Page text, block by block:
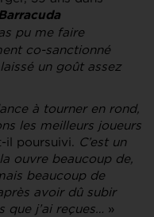
Barracuda
pu me faire
co-sanctionné
un goût assez
à tourner en rond,
les meilleurs joueurs
il poursuivi. C’est un
ouvre beaucoup de,
beaucoup de
avoir dû subir
que j’ai reçues… »